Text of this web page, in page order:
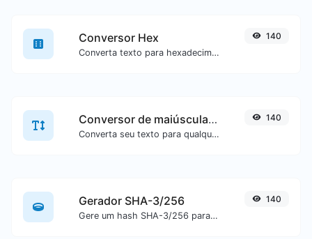
Conversor Hex
Converta texto para hexadecimal ou vice-versa para qualquer entrada de texto.
140
Conversor de maiúsculas/minúsculas
Converta seu texto para qualquer tipo de maiúsculas/minúsculas, como lowercase, UPPERCASE, camelCase...etc.
140
Gerador SHA-3/256
Gere um hash SHA-3/256 para qualquer entrada de texto.
140